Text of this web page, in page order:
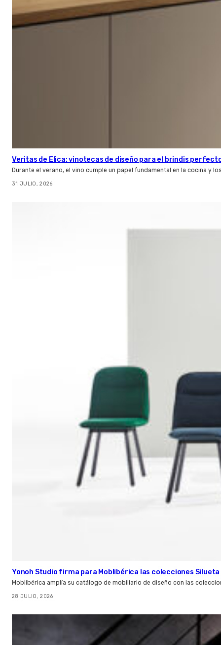
Veritas de Elica: vinotecas de diseño para el brindis
Durante el verano, el vino cumple un papel fundamental en la cocina y
31 JULIO, 2026
Yonoh Studio firma para Moblibérica las colecciones Silueta
Moblibérica amplía su catálogo de mobiliario de diseño con las
28 JULIO, 2026